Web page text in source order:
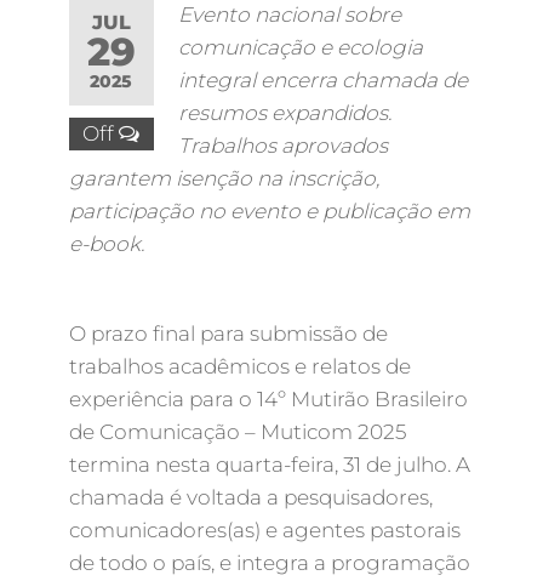
JUL
29
2025
Off
Evento nacional sobre
comunicação e ecologia
integral encerra chamada de
resumos expandidos.
Trabalhos aprovados
garantem isenção na inscrição,
participação no evento e publicação em
e-book.
O prazo final para submissão de
trabalhos acadêmicos e relatos de
experiência para o 14º Mutirão Brasileiro
de Comunicação – Muticom 2025
termina nesta quarta-feira, 31 de julho. A
chamada é voltada a pesquisadores,
comunicadores(as) e agentes pastorais
de todo o país, e integra a programação